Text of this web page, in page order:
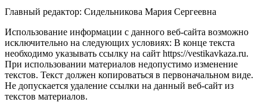
Главный редактор: Сидельникова Мария Сергеевна
Использование информации с данного веб-сайта возможно
исключительно на следующих условиях: В конце текста
необходимо указывать ссылку на сайт https://vestikavkaza.ru.
При использовании материалов недопустимо изменение
текстов. Текст должен копироваться в первоначальном виде.
Не допускается удаление ссылки на данный веб-сайт из
текстов материалов.